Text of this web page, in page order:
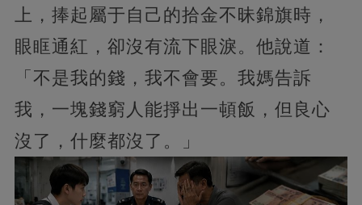
上，捧起屬于自己的拾金不昧錦旗時，
眼眶通紅，卻沒有流下眼淚。他說道：
「不是我的錢，我不會要。我媽告訴
我，一塊錢窮人能掙出一頓飯，但良心
沒了，什麼都沒了。」